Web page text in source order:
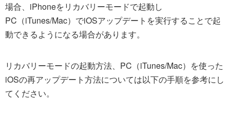
場合、iPhoneをリカバリーモードで起動し
PC（iTunes/Mac）でiOSアップデートを実行することで起
動できるようになる場合があります。
リカバリーモードの起動方法、PC（iTunes/Mac）を使った
iOSの再アップデート方法については以下の手順を参考にし
てください。